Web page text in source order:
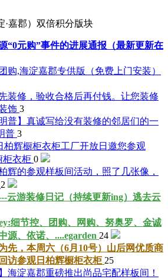
·嘉郡）双倍积分版块
“0元购”事件的进展通报（最新更新在
购,海淀嘉郡专供版（免费上门安装）
装修，验收合格后再付钱。让您装修
饰 3
普】真诚写给没有装修的邻居们的一
普 3
柏辉橱柜衣柜工厂开放日邀您参观
柜衣柜 0
辉的参观样板间活动，照了几张像，
2
云游装修日记（持续更新ing） 逃去云
细节控、团购、网购、努奥罗、金诚
源、依诺、....egarden 24
先，本周六（6月10号）山后网优质商
访参观日柏辉橱柜衣柜 25
海淀嘉郡重磅推出尚品宅配样板间！